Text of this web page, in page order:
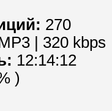
270
| 320 kbps
12:14:12
)